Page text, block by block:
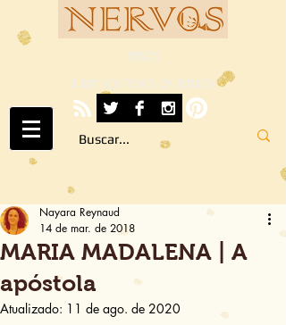
NERVOS
A ARTE SOB TODOS OS SENTIDOS
MARIA MADALENA | A
apóstola
Nayara Reynaud
14 de mar. de 2018
Atualizado: 11 de ago. de 2020